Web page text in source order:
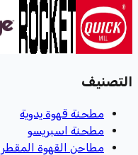
التصنيف
مطحنة قهوة يدوية
مطحنة اسبريسو
مطاحن القهوة